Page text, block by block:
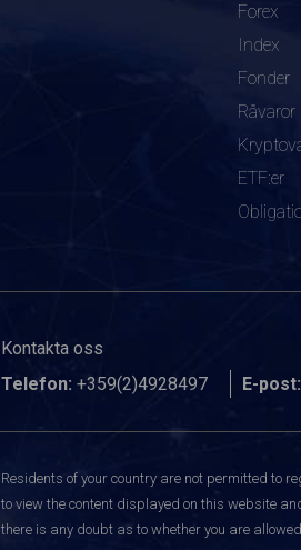
Forex
Index
Fonder
Råvaror
ETF:er
Kontakta oss
Telefon: +359(2)4928497 E-post:
Residents of your country are not permitted to
to view the content displayed on this website
there is any doubt as to whether you are